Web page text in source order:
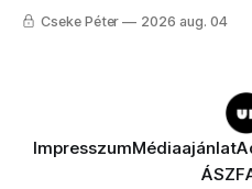
Cseke Péter 2026 aug. 04
ImpresszumMédiaajánlat
ÁSZF